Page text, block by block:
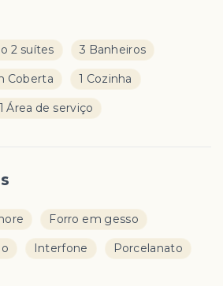
2 suítes 3 Banheiros
Coberta 1 Cozinha
1 Área de serviço
Forro em gesso
Interfone Porcelanato